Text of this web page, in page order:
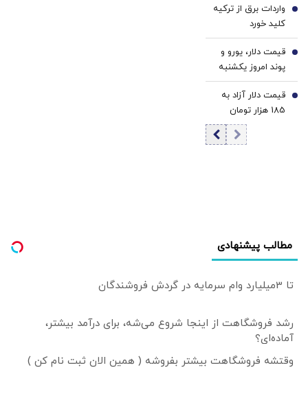
پایگاه‌هایش علیه
ما استفاده کند؟ |
همسایگان هستیم
کاهش دسترسی به
مسکن معلول
بحران بزرگتری
است
واردات برق از ترکیه
کلید خورد
5
قیمت دلار، یورو و
پوند امروز یکشنبه
۱۸ مرداد 1405/
کاهش قیمت دلار و
یورو
6
قیمت دلار آزاد به
185 هزار تومان
7
مطالب پیشنهادی
تا 3میلیارد وام سرمایه در گردش فروشندگان
رشد فروشگاهت از اینجا شروع می‌شه، برای درآمد بیشتر،
آماده‌ای؟
وقتشه فروشگاهت بیشتر بفروشه ( همین الان ثبت نام کن )